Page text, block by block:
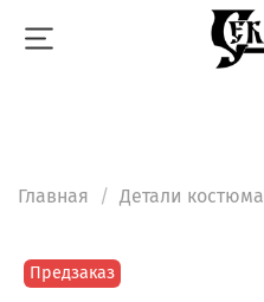
Главная Детали костюма
Предзаказ